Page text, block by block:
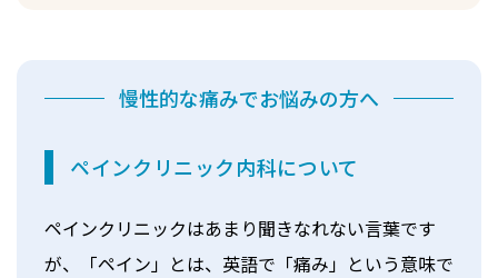
慢性的な痛みでお悩みの方へ
ペインクリニック内科について
ペインクリニックはあまり聞きなれない言葉です
が、「ペイン」とは、英語で「痛み」という意味で